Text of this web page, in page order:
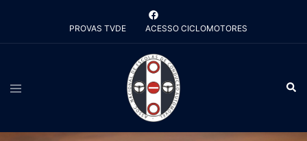
o
PROVAS TVDE ACESSO CICLOMOTORES
Alternar
menu